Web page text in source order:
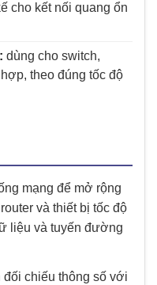
cho kết nối quang ổn
dùng cho switch,
theo đúng tốc độ
mạng để mở rộng
và thiết bị tốc độ
liệu và tuyến đường
đối chiếu thông số với